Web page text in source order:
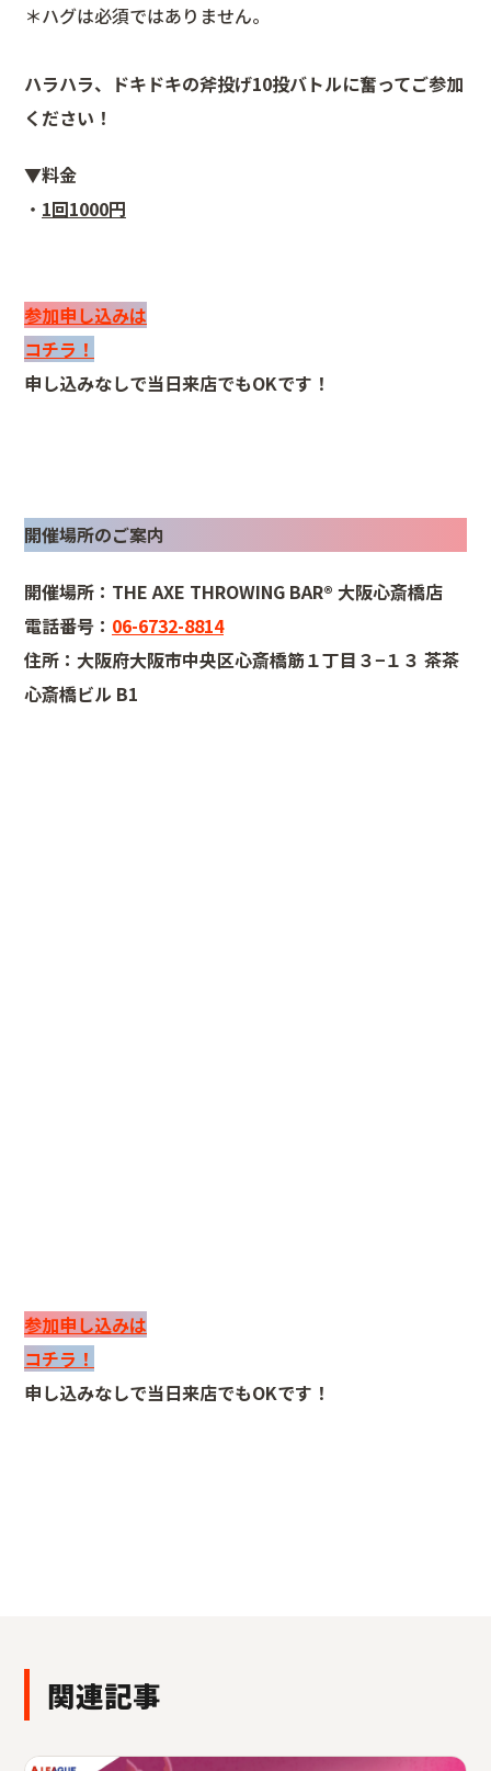
＊ハグは必須ではありません。
ハラハラ、ドキドキの斧投げ10投バトルに奮ってご参加
ください！
▼料金
・ 1回1000円
参加申し込みは
コチラ！
申し込みなしで当日来店でもOKです！
開催場所のご案内
開催場所：THE AXE THROWING BAR®︎ 大阪心斎橋店
電話番号： 06-6732-8814
住所：大阪府大阪市中央区心斎橋筋１丁目３−１３ 茶茶
心斎橋ビル B1
参加申し込みは
コチラ！
申し込みなしで当日来店でもOKです！
関連記事